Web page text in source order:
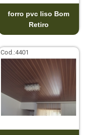
forro pvc liso Bom
Retiro
Cod.:4401